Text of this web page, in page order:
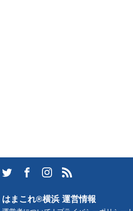
はまこれ®横浜 運営情報